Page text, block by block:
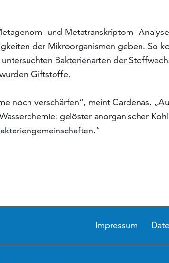
und Metatranskriptom-
der Mikroorganismen geben. So
Bakterienarten der
Giftstoffe.
noch verschärfen“, meint Cardenas.
gelöster anorganischer
Impressum